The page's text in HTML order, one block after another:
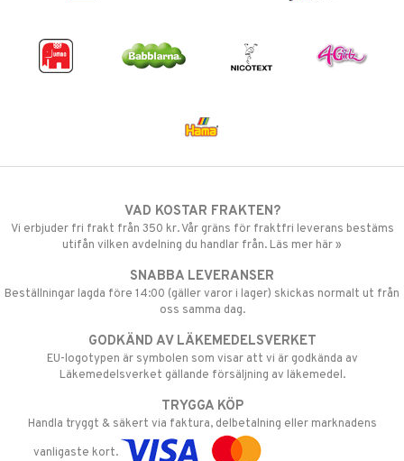
VAD KOSTAR FRAKTEN?
Vi erbjuder fri frakt från 350 kr. Vår gräns för fraktfri leverans bestäms
utifån vilken avdelning du handlar från. Läs mer här »
SNABBA LEVERANSER
Beställningar lagda före 14:00 (gäller varor i lager) skickas normalt ut från
oss samma dag.
GODKÄND AV LÄKEMEDELSVERKET
EU-logotypen är symbolen som visar att vi är godkända av
Läkemedelsverket gällande försäljning av läkemedel.
TRYGGA KÖP
Handla tryggt & säkert via faktura, delbetalning eller marknadens
vanligaste kort.